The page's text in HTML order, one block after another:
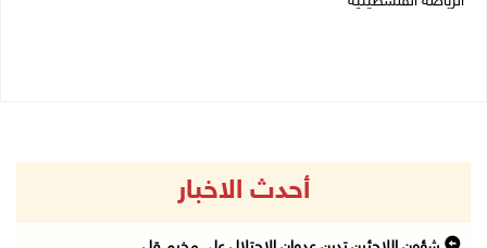
أحدث الاخبار